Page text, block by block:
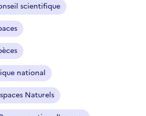
scientifique
national
Naturels